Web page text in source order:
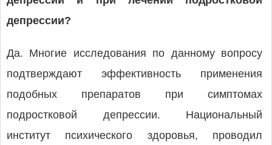
депрессии?
Да. Многие исследования по данному вопросу
подтверждают эффективность применения
подобных препаратов при симптомах
подростковой депрессии. Национальный
институт психического здоровья, проводил